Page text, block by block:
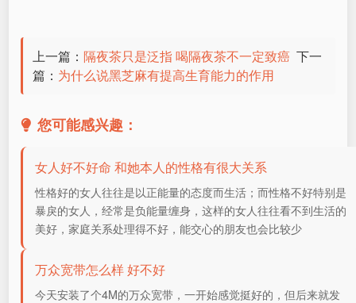
上一篇：隔夜茶只是泛指 喝隔夜茶不一定致癌 下一
篇： 为什么说黑芝麻有提高生育能力的作用
您可能感兴趣：
女人好不好命 和她本人的性格有很大关系
性格好的女人往往是以正能量的态度而生活；而性格不好特别是
暴戾的女人，经常是负能量缠身，这样的女人往往看不到生活的
美好，家庭关系处理得不好，能交心的朋友也会比较少
万众宽带怎么样 好不好
今天安装了个4M的万众宽带，一开始感觉挺好的，但后来就发